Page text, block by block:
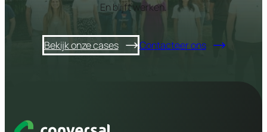
En blijft werken.
Bekijk onze cases Contacteer ons